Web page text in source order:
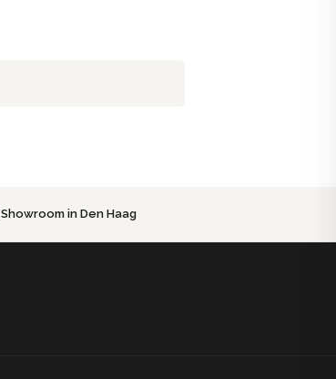
Showroom in Den Haag